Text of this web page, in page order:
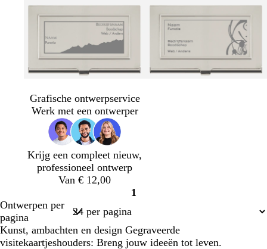
Grafische ontwerpservice
Werk met een ontwerper
Krijg een compleet nieuw,
professioneel ontwerp
Van € 12,00
Pagina
1
Ontwerpen per
pagina
Kunst, ambachten en design Gegraveerde
visitekaartjeshouders: Breng jouw ideeën tot leven.